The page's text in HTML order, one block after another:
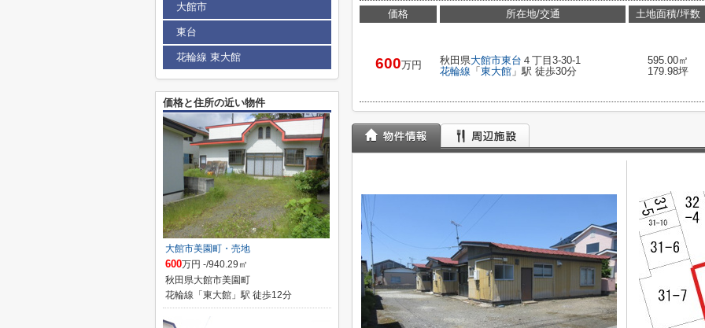
価格
600万円
所在地/交通
秋田県大館市東台 ４丁目3-30-1
花輪線 「 東大館 」駅 徒歩30分
土地面積/坪数
595.00㎡
179.98坪
大館市
東台
花輪線 東大館
価格と住所の近い物件
大館市美園町・売地
600万円 -/940.29㎡
秋田県大館市美園町
花輪線「東大館」駅 徒歩12分